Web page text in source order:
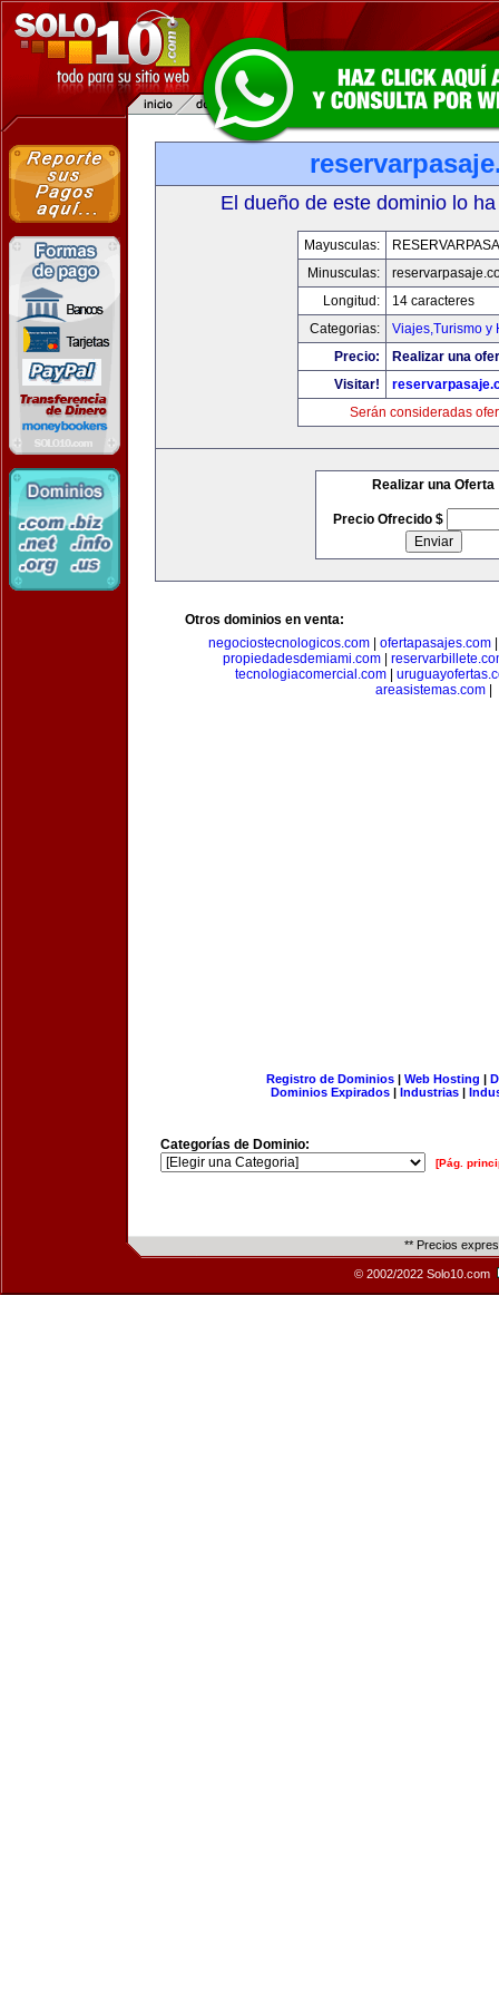
El dueño de este dominio lo
Mayusculas:
Minusculas:
Longitud:
14 caracteres
Categorias:
Viajes,Turismo y
Precio:
Realizar una
Visitar!
Serán consideradas
Realizar una Oferta
Precio Ofrecido $
Otros dominios en venta:
negociostecnologicos.com
ofertapasajes.com
propiedadesdemiami.com
tecnologiacomercial.com
areasistemas.com|
Registro de Dominios| Web Hosting |
Dominios Expirados | Industrias |
Categorías de Dominio:
[Pág.
** Precios
© 2002/2022 Solo10.com